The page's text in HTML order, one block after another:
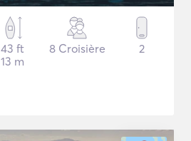
43 ft
13 m
8 Croisière 2